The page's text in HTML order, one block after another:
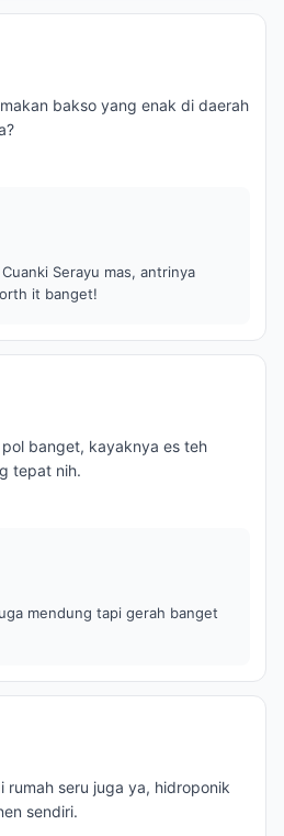
bakso yang enak di daerah
Serayu mas, antrinya
it banget!
banget, kayaknya es teh
tepat nih.
mendung tapi gerah banget
rumah seru juga ya, hidroponik
sendiri.